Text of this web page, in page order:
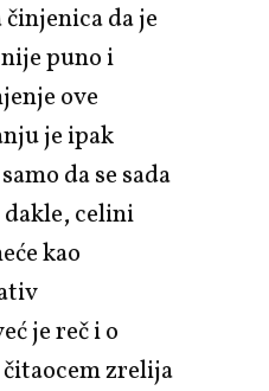
da je
puno i
ove
je ipak
da se sada
celini
kao
je reč i o
zrelija